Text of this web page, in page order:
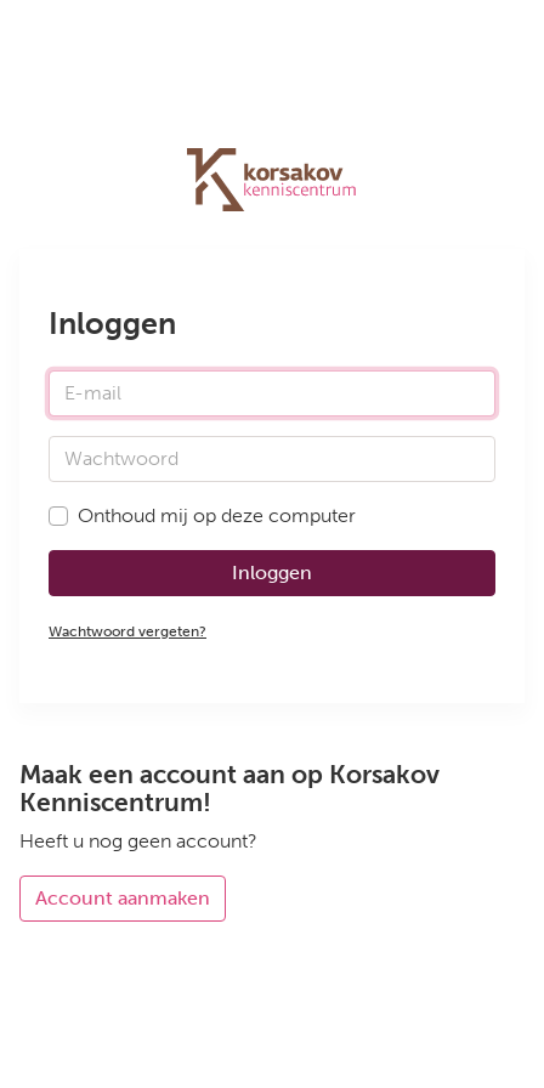
Inloggen
E-mail
Wachtwoord
Onthoud mij op deze computer
Inloggen
Wachtwoord vergeten?
Maak een account aan op Korsakov
Kenniscentrum!
Heeft u nog geen account?
Account aanmaken